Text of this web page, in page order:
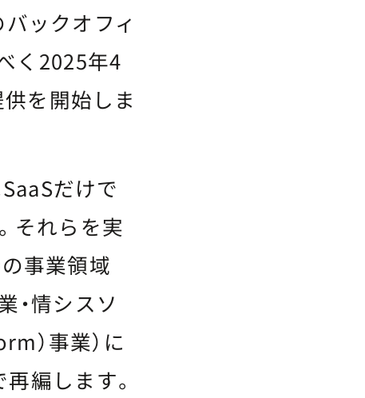
バックオフィ
く2025年4
供を開始しま
だけで
それらを実
事業領域
・情シスソ
）事業）に
編します。